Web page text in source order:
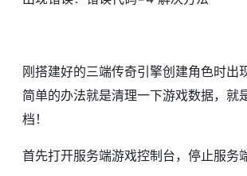
刚搭建好的三端传奇引擎创建角色时出
简单的办法就是清理一下游戏数据，就
档！
首先打开服务端游戏控制台，停止服务端